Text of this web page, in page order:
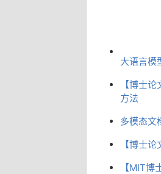
大语言模
【博士
方法
多模态文
【博士
【MIT